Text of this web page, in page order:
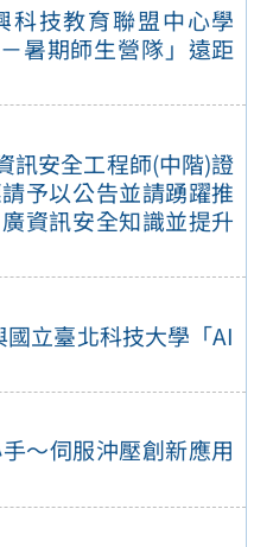
科技教育聯盟中心學
暑期師生營隊」遠距
訊安全工程師(中階)證
予以公告並請踴躍推
資訊安全知識並提升
立臺北科技大學「AI
～伺服沖壓創新應用